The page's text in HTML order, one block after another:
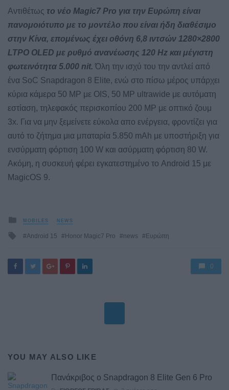
Αντιθέτως το νέο Magic7 Pro για την Ευρώπη είναι
πανομοιότυπο με το μοντέλο που είναι ήδη διαθέσιμο
στην Κίνα, επομένως έχει οθόνη 6,8 ιντσών 1280×2800
LTPO OLED με ρυθμό ανανέωσης 120 Hz και μέγιστη
φωτεινότητα 5.000 nit. Όλη την ισχύ του την αντλεί από
ένα SoC Snapdragon 8 Elite, ενώ στο πίσω μέρος υπάρχει
κύρια κάμερα 50 MP με OIS, 50 MP ultrawide με αυτόματη
εστίαση, τηλεφακός περισκοπίου 200 MP με οπτικό ζουμ
3x. Για να μην ξεμείνετε εύκολα απο ενέργεια, φροντίζει για
αυτό το ζήτημα μια μπαταρία 5.850 mAh με υποστήριξη για
ενσύρματη φόρτιση 100 W και ασύρματη φόρτιση 80 W.
Ακόμη, η συσκευή φέρει εγκατεστημένο το Android 15 με
MagicOS 9.
Posted
MOBILES NEWS
Tagged
Android 15 Honor Magic7 Pro news Ευρώπη
0
YOU MAY ALSO LIKE
Πανάκριβος ο Snapdragon 8 Elite Gen 6 Pro